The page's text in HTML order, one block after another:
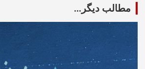
مطالب دیگر...